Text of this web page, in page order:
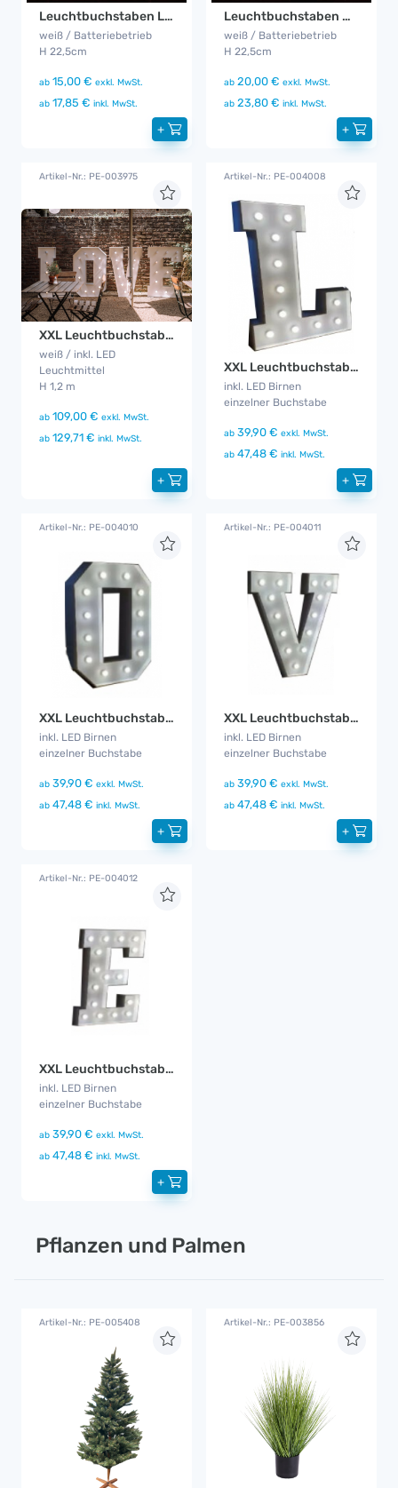
Leuchtbuchstaben LOVE klein
weiß / Batteriebetrieb
H 22,5cm
ab 15,00 € exkl. MwSt.
ab 17,85 € inkl. MwSt.
+
Leuchtbuchstaben MR & MRS klein
weiß / Batteriebetrieb
H 22,5cm
ab 20,00 € exkl. MwSt.
ab 23,80 € inkl. MwSt.
+
Artikel-Nr.: PE-003975
XXL Leuchtbuchstaben LOVE
weiß / inkl. LED
Leuchtmittel
H 1,2 m
ab 109,00 € exkl. MwSt.
ab 129,71 € inkl. MwSt.
+
Artikel-Nr.: PE-004008
XXL Leuchtbuchstabe L
inkl. LED Birnen
einzelner Buchstabe
ab 39,90 € exkl. MwSt.
ab 47,48 € inkl. MwSt.
+
Artikel-Nr.: PE-004010
XXL Leuchtbuchstabe O
inkl. LED Birnen
einzelner Buchstabe
ab 39,90 € exkl. MwSt.
ab 47,48 € inkl. MwSt.
+
Artikel-Nr.: PE-004011
XXL Leuchtbuchstabe V
inkl. LED Birnen
einzelner Buchstabe
ab 39,90 € exkl. MwSt.
ab 47,48 € inkl. MwSt.
+
Artikel-Nr.: PE-004012
XXL Leuchtbuchstabe E
inkl. LED Birnen
einzelner Buchstabe
ab 39,90 € exkl. MwSt.
ab 47,48 € inkl. MwSt.
+
Pflanzen und Palmen
Artikel-Nr.: PE-005408 Artikel-Nr.: PE-003856